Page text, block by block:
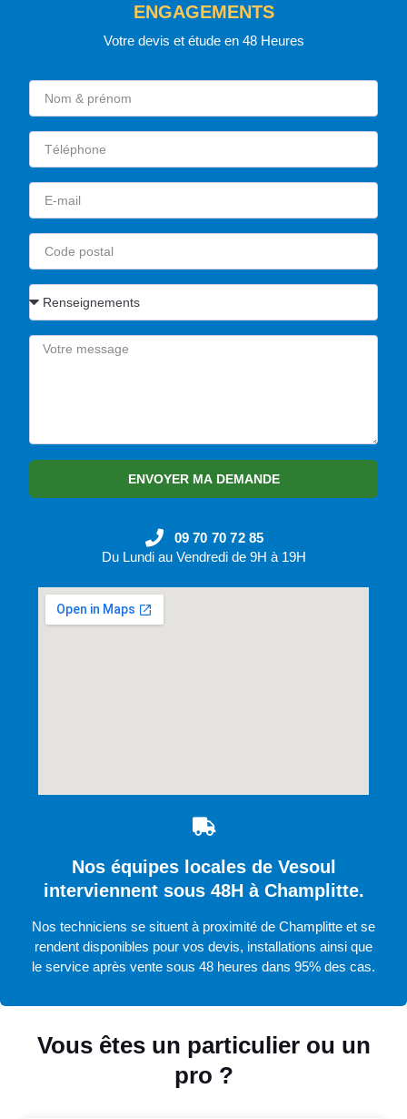
Vous êtes un particulier ou un
pro ?
ENGAGEMENTS
Votre devis et étude en 48 Heures
ENVOYER MA DEMANDE
09 70 70 72 85
Du Lundi au Vendredi de 9H à 19H
Nos équipes locales de Vesoul
interviennent sous 48H à Champlitte.
Nos techniciens se situent à proximité de Champlitte et se
rendent disponibles pour vos devis, installations ainsi que
le service après vente sous 48 heures dans 95% des cas.